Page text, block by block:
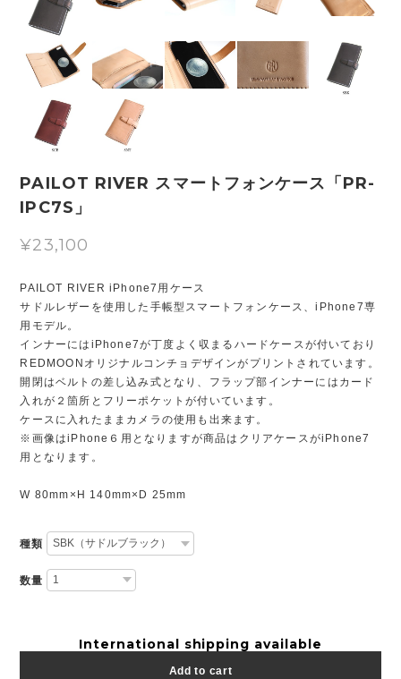
PAILOT RIVER スマートフォンケース「PR-
IPC7S」
¥23,100
PAILOT RIVER iPhone7用ケース
サドルレザーを使用した手帳型スマートフォンケース、iPhone7専
用モデル。
インナーにはiPhone7が丁度よく収まるハードケースが付いており
REDMOONオリジナルコンチョデザインがプリントされています。
開閉はベルトの差し込み式となり、フラップ部インナーにはカード
入れが２箇所とフリーポケットが付いています。
ケースに入れたままカメラの使用も出来ます。
※画像はiPhone６用となりますが商品はクリアケースがiPhone7
用となります。
W 80mm×H 140mm×D 25mm
種類
数量
International shipping available
Add to cart